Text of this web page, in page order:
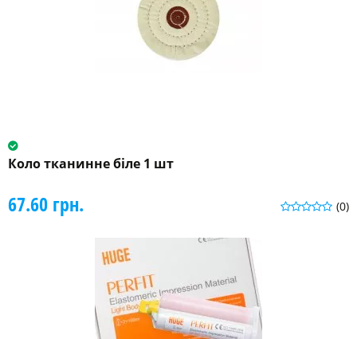
Коло тканинне біле 1 шт
(0)
67.60 грн.